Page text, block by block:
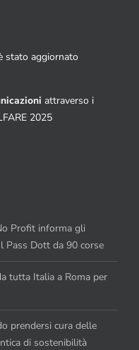
stato aggiornato
attraverso i
2025
Profit informa gli
Pass Dott da 90 corse
tutta Italia a Roma per
prendersi cura delle
di sostenibilità